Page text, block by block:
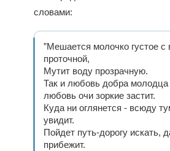
словами:
”Мешается молочко густое с
проточной,
Мутит воду прозрачную.
Так и любовь добра
любовь очи зоркие застит.
Куда ни оглянется - всюду
увидит.
Пойдет путь-дорогу искать,
прибежит.